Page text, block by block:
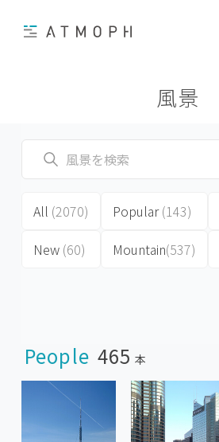
風景
All (2070)
New (60)
Popular(143)
Mountain(537)
People 465 本